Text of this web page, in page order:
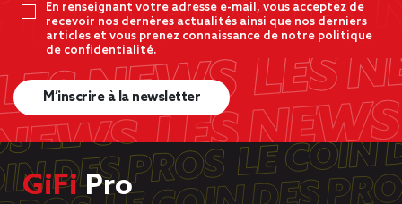
En renseignant votre adresse e-mail, vous acceptez de
recevoir nos dernères actualités ainsi que nos derniers
articles et vous prenez connaissance de notre politique
de confidentialité.
M’inscrire à la newsletter
GiFiPro